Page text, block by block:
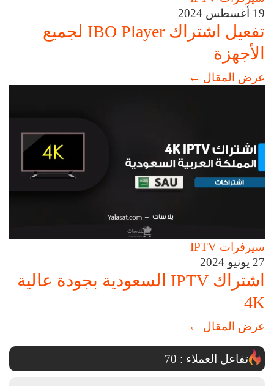
19 أغسطس 2024
تفعيل اشتراك IBO Player لجميع
الأجهزة
عرض المقال ←
سيرفرات IPTV
27 يونيو 2024
اشتراك IPTV السعودية بجودة عالية
4K
عرض المقال ←
تفاعل العملاء : 70